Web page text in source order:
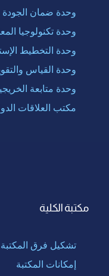
وحدة ضمان الجودة
وحدة تكنولوجيا
وحدة التخطيط
وحدة القياس
وحدة متابعة
مكتب العلاقات
مكتبة الكلية
تشكيل فرق المكتبة
إمكانات المكتبة